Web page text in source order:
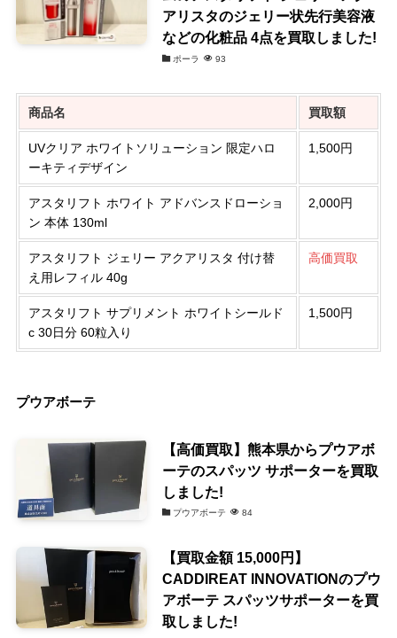
アリスタのジェリー状先行美容液
などの化粧品 4点を買取しました!
ポーラ 93
商品名 買取額
UVクリア ホワイトソリューション 限定ハロ
ーキティデザイン
1,500円
アスタリフト ホワイト アドバンスドローショ
ン 本体 130ml
2,000円
アスタリフト ジェリー アクアリスタ 付け替
え用レフィル 40g
高価買取
アスタリフト サプリメント ホワイトシールド
c 30日分 60粒入り
1,500円
プウアボーテ
【高価買取】熊本県からプウアボ
ーテのスパッツ サポーターを買取
しました!
プウアボーテ 84
【買取金額 15,000円】
CADDIREAT INNOVATIONのプウ
アボーテ スパッツサポーターを買
取しました!